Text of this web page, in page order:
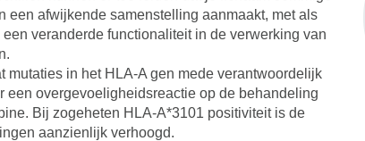
een afwijkende samenstelling aanmaakt, met als
veranderde functionaliteit in de verwerking van
mutaties in het HLA-A gen mede verantwoordelijk
een overgevoeligheidsreactie op de behandeling
Bij zogeheten HLA-A*3101 positiviteit is de
aanzienlijk verhoogd.